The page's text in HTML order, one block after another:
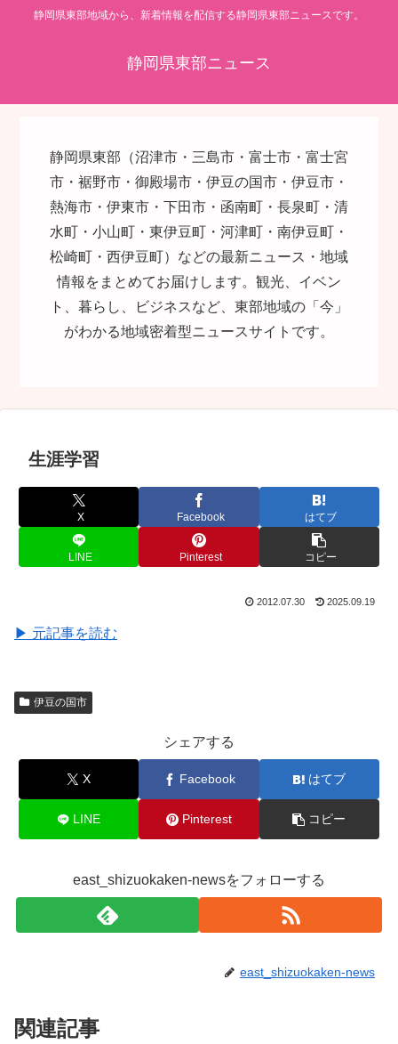
静岡県東部地域から、新着情報を配信する静岡県東部ニュースです。
静岡県東部ニュース
静岡県東部（沼津市・三島市・富士市・富士宮
市・裾野市・御殿場市・伊豆の国市・伊豆市・
熱海市・伊東市・下田市・函南町・長泉町・清
水町・小山町・東伊豆町・河津町・南伊豆町・
松崎町・西伊豆町）などの最新ニュース・地域
情報をまとめてお届けします。観光、イベン
ト、暮らし、ビジネスなど、東部地域の「今」
がわかる地域密着型ニュースサイトです。
生涯学習
X Facebook はてブ
LINE Pinterest コピー
2012.07.30 2025.09.19
▶ 元記事を読む
伊豆の国市
シェアする
X Facebook はてブ
LINE Pinterest コピー
east_shizuokaken-newsをフォローする
east_shizuokaken-news
関連記事